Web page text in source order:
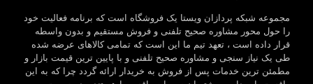
مجموعه شبکه پردازان ویستا یک فروشگاه است که برنامه فعالیت خود
را حول محور مشاوره صحیح تلفنی و فروش مستقیم و بدون واسطه
قرار داده است ، تعهد تیم ما این است که تمامی کالاهای عرضه شده
طی یک نیاز سنجی و مشاوره صحیح تلفنی و با پایین ترین قیمت بازار و
مطمئن ترین خدمات پس از فروش به خریدار ارائه گردد چرا که به این